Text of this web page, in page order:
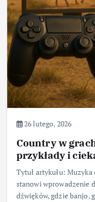
26 lutego, 2026
Country w
przykłady i
Tytuł artykułu:
stanowi wprowadzenie
dźwięków, gdzie banjo,